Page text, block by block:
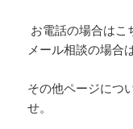
お電話の場合はこ
メール相談の場合
その他ページにつ
せ。